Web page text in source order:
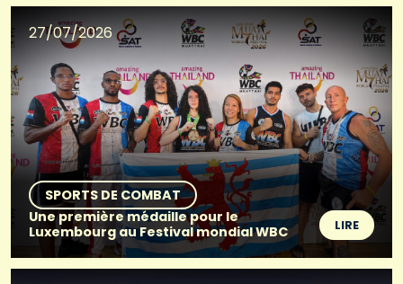
27/07/2026
SPORTS DE COMBAT
Une première médaille pour le
Luxembourg au Festival mondial WBC
LIRE